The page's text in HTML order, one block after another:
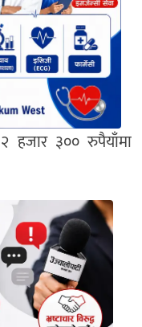
हजार ३०० रुपैयाँमा